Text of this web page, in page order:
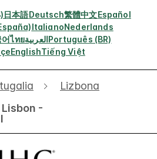
日本語Deutsch繁體中文Español
ItalianoNederlands
어ไทยالعربيةPortuguês (BR)
EnglishTiếng Việt
Lizbona
-